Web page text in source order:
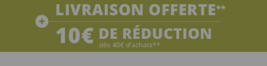
10€ de réduction dès 40€ d'achat. Offre
valable du 03/08/2026 au 12/08/2026.